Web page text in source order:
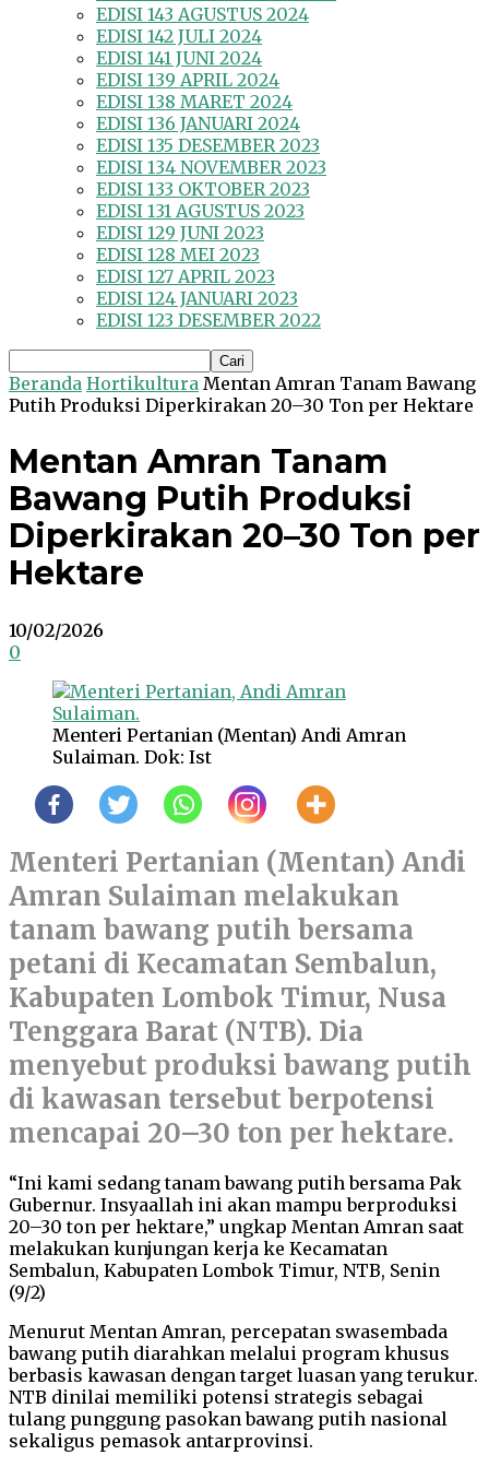
EDISI 143 AGUSTUS 2024
EDISI 142 JULI 2024
EDISI 141 JUNI 2024
EDISI 139 APRIL 2024
EDISI 138 MARET 2024
EDISI 136 JANUARI 2024
EDISI 135 DESEMBER 2023
EDISI 134 NOVEMBER 2023
EDISI 133 OKTOBER 2023
EDISI 131 AGUSTUS 2023
EDISI 129 JUNI 2023
EDISI 128 MEI 2023
EDISI 127 APRIL 2023
EDISI 124 JANUARI 2023
EDISI 123 DESEMBER 2022
Beranda Hortikultura Mentan Amran Tanam Bawang
Putih Produksi Diperkirakan 20–30 Ton per Hektare
Mentan Amran Tanam
Bawang Putih Produksi
Diperkirakan 20–30 Ton per
Hektare
10/02/2026
0
Menteri Pertanian (Mentan) Andi Amran
Sulaiman. Dok: Ist
Menteri Pertanian (Mentan) Andi
Amran Sulaiman melakukan
tanam bawang putih bersama
petani di Kecamatan Sembalun,
Kabupaten Lombok Timur, Nusa
Tenggara Barat (NTB). Dia
menyebut produksi bawang putih
di kawasan tersebut berpotensi
mencapai 20–30 ton per hektare.
“Ini kami sedang tanam bawang putih bersama Pak
Gubernur. Insyaallah ini akan mampu berproduksi
20–30 ton per hektare,” ungkap Mentan Amran saat
melakukan kunjungan kerja ke Kecamatan
Sembalun, Kabupaten Lombok Timur, NTB, Senin
(9/2)
Menurut Mentan Amran, percepatan swasembada
bawang putih diarahkan melalui program khusus
berbasis kawasan dengan target luasan yang terukur.
NTB dinilai memiliki potensi strategis sebagai
tulang punggung pasokan bawang putih nasional
sekaligus pemasok antarprovinsi.